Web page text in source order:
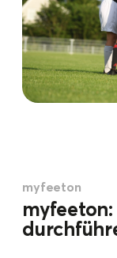
myfeeton